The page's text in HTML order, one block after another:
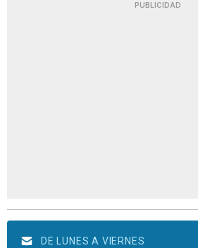
PUBLICIDAD
DE LUNES A VIERNES